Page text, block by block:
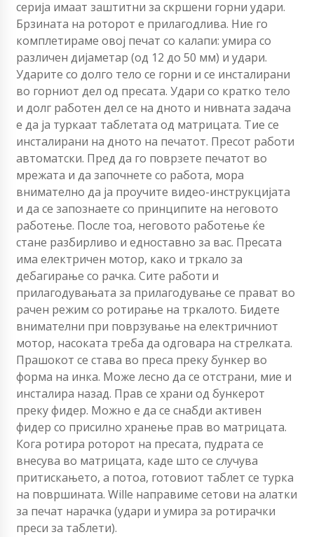
серија имаат заштитни за скршени горни удари.
Брзината на роторот е прилагодлива. Ние го
комплетираме овој печат со калапи: умира со
различен дијаметар (од 12 до 50 мм) и удари.
Ударите со долго тело се горни и се инсталирани
во горниот дел од пресата. Удари со кратко тело
и долг работен дел се на дното и нивната задача
е да ја туркаат таблетата од матрицата. Тие се
инсталирани на дното на печатот. Пресот работи
автоматски. Пред да го поврзете печатот во
мрежата и да започнете со работа, мора
внимателно да ја проучите видео-инструкцијата
и да се запознаете со принципите на неговото
работење. После тоа, неговото работење ќе
стане разбирливо и едноставно за вас. Пресата
има електричен мотор, како и тркало за
дебагирање со рачка. Сите работи и
прилагодувањата за прилагодување се прават во
рачен режим со ротирање на тркалото. Бидете
внимателни при поврзување на електричниот
мотор, насоката треба да одговара на стрелката.
Прашокот се става во преса преку бункер во
форма на инка. Може лесно да се отстрани, мие и
инсталира назад. Прав се храни од бункерот
преку фидер. Можно е да се снабди активен
фидер со присилно хранење прав во матрицата.
Кога ротира роторот на пресата, пудрата се
внесува во матрицата, каде што се случува
притискањето, а потоа, готовиот таблет се турка
на површината. Willе направиме сетови на алатки
за печат нарачка (удари и умира за ротирачки
преси за таблети).